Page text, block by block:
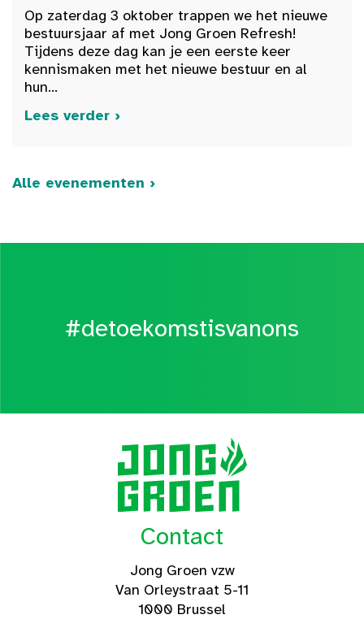
Op zaterdag 3 oktober trappen we het nieuwe
bestuursjaar af met Jong Groen Refresh!
Tijdens deze dag kan je een eerste keer
kennismaken met het nieuwe bestuur en al
hun...
Lees verder ›
Alle evenementen ›
#detoekomstisvanons
Contact
Jong Groen vzw
Van Orleystraat 5-11
1000 Brussel